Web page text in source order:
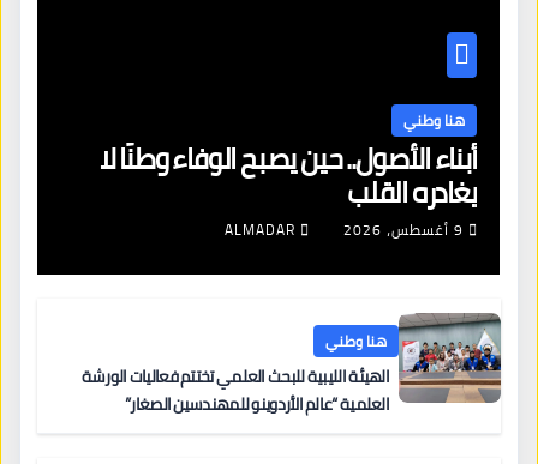
هنا وطني
أبناء الأصول.. حين يصبح الوفاء وطنًا لا
يغادره القلب
9 أغسطس، 2026 ALMADAR
هنا وطني
الهيئة الليبية للبحث العلمي تختتم فعاليات الورشة
العلمية “عالم الأردوينو للمهندسين الصغار”